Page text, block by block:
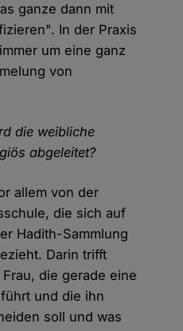
ganze dann mit
In der Praxis
um eine ganz
von
die weibliche
abgeleitet?
allem von der
die sich auf
Hadith-Sammlung
Darin trifft
die gerade eine
und die ihn
soll und was